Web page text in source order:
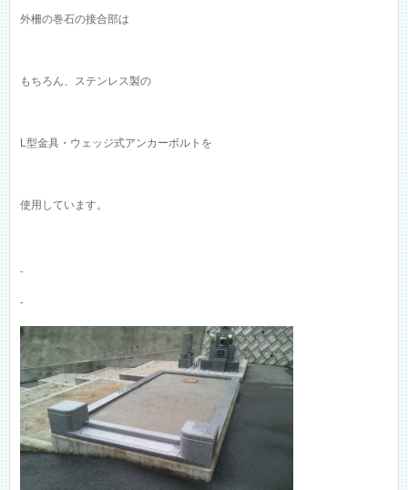
外柵の巻石の接合部は
もちろん、ステンレス製の
L型金具・ウェッジ式アンカーボルトを
使用しています。